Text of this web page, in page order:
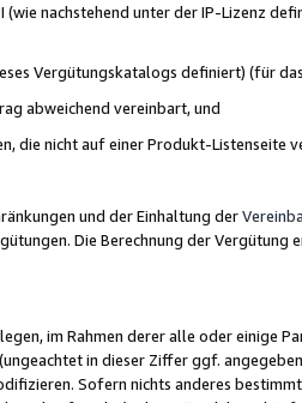
(wie nachstehend unter der IP-Lizenz
Vergütungskatalogs definiert) (für
abweichend vereinbart, und
die nicht auf einer Produkt-Listenseite
und der Einhaltung der
Die Berechnung der
im Rahmen derer alle oder einige
in dieser Ziffer ggf.
Sofern nichts anderes